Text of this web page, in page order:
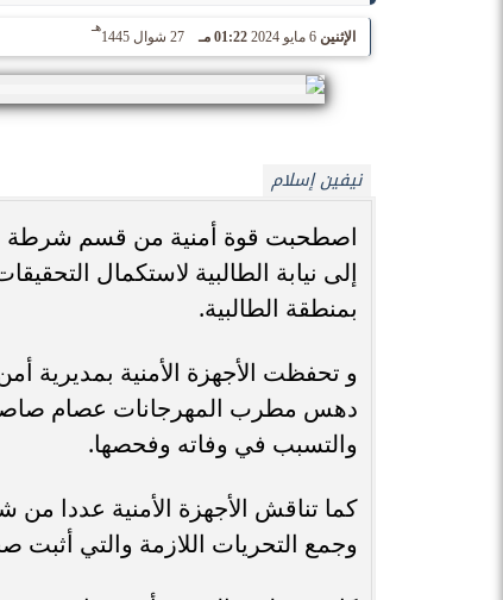
الإثنين 6 مايو 2024 01:22 مـ 27 شوال 1445
هـ
نيفين إسلام
اصطحبت قوة أمنية من قسم شرطة
إلى نيابة الطالبية لاستكمال
بمنطقة الطالبية.
و تحفظت الأجهزة الأمنية بمديرية
دهس مطرب المهرجانات عصام صاصا
والتسبب في وفاته وفحصها.
كما تناقش الأجهزة الأمنية عددا
وجمع التحريات اللازمة والتي